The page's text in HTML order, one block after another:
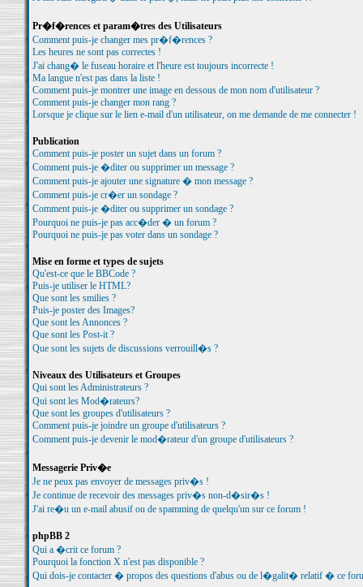
Pr�f�rences et param�tres des Utilisateurs
Comment puis-je changer mes pr�f�rences ?
Les heures ne sont pas correctes !
J'ai chang� le fuseau horaire et l'heure est toujours incorrecte !
Ma langue n'est pas dans la liste !
Comment puis-je montrer une image en dessous de mon nom d'utilisateur ?
Comment puis-je changer mon rang ?
Lorsque je clique sur le lien e-mail d'un utilisateur, on me demande de me connecter !
Publication
Comment puis-je poster un sujet dans un forum ?
Comment puis-je �diter ou supprimer un message ?
Comment puis-je ajouter une signature � mon message ?
Comment puis-je cr�er un sondage ?
Comment puis-je �diter ou supprimer un sondage ?
Pourquoi ne puis-je pas acc�der � un forum ?
Pourquoi ne puis-je pas voter dans un sondage ?
Mise en forme et types de sujets
Qu'est-ce que le BBCode ?
Puis-je utiliser le HTML?
Que sont les smilies ?
Puis-je poster des Images?
Que sont les Annonces ?
Que sont les Post-it ?
Que sont les sujets de discussions verrouill�s ?
Niveaux des Utilisateurs et Groupes
Qui sont les Administrateurs ?
Qui sont les Mod�rateurs?
Que sont les groupes d'utilisateurs ?
Comment puis-je joindre un groupe d'utilisateurs ?
Comment puis-je devenir le mod�rateur d'un groupe d'utilisateurs ?
Messagerie Priv�e
Je ne peux pas envoyer de messages priv�s !
Je continue de recevoir des messages priv�s non-d�sir�s !
J'ai re�u un e-mail abusif ou de spamming de quelqu'un sur ce forum !
phpBB 2
Qui a �crit ce forum ?
Pourquoi la fonction X n'est pas disponible ?
Qui dois-je contacter � propos des questions d'abus ou de l�galit� relatif � ce